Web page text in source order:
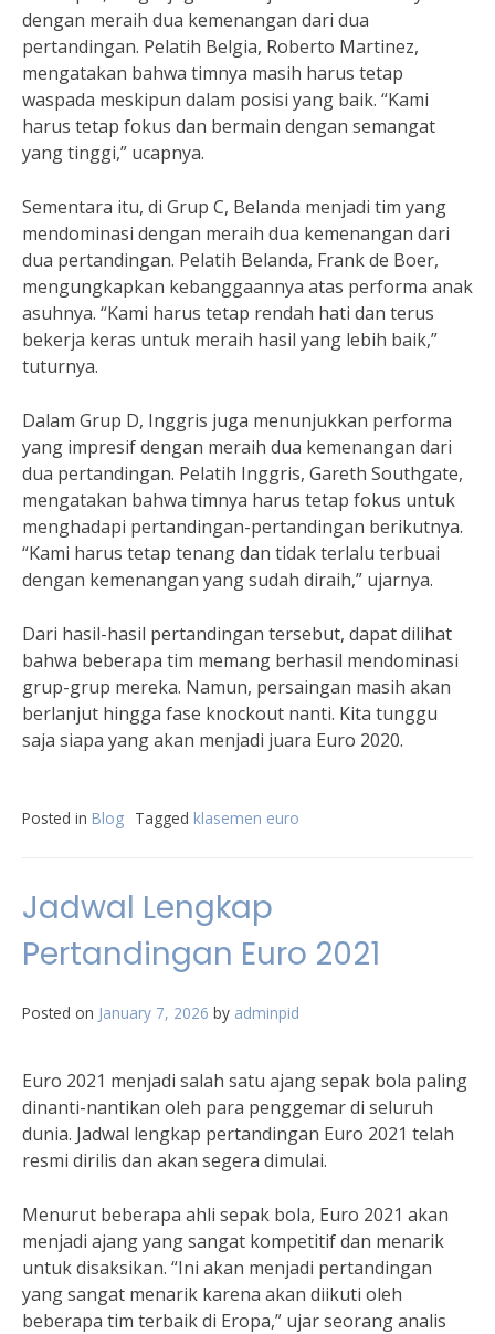
dengan meraih dua kemenangan dari dua
pertandingan. Pelatih Belgia, Roberto Martinez,
mengatakan bahwa timnya masih harus tetap
waspada meskipun dalam posisi yang baik. “Kami
harus tetap fokus dan bermain dengan semangat
yang tinggi,” ucapnya.
Sementara itu, di Grup C, Belanda menjadi tim yang
mendominasi dengan meraih dua kemenangan dari
dua pertandingan. Pelatih Belanda, Frank de Boer,
mengungkapkan kebanggaannya atas performa anak
asuhnya. “Kami harus tetap rendah hati dan terus
bekerja keras untuk meraih hasil yang lebih baik,”
tuturnya.
Dalam Grup D, Inggris juga menunjukkan performa
yang impresif dengan meraih dua kemenangan dari
dua pertandingan. Pelatih Inggris, Gareth Southgate,
mengatakan bahwa timnya harus tetap fokus untuk
menghadapi pertandingan-pertandingan berikutnya.
“Kami harus tetap tenang dan tidak terlalu terbuai
dengan kemenangan yang sudah diraih,” ujarnya.
Dari hasil-hasil pertandingan tersebut, dapat dilihat
bahwa beberapa tim memang berhasil mendominasi
grup-grup mereka. Namun, persaingan masih akan
berlanjut hingga fase knockout nanti. Kita tunggu
saja siapa yang akan menjadi juara Euro 2020.
Posted in Blog Tagged klasemen euro
Jadwal Lengkap
Pertandingan Euro 2021
Posted on January 7, 2026 by adminpid
Euro 2021 menjadi salah satu ajang sepak bola paling
dinanti-nantikan oleh para penggemar di seluruh
dunia. Jadwal lengkap pertandingan Euro 2021 telah
resmi dirilis dan akan segera dimulai.
Menurut beberapa ahli sepak bola, Euro 2021 akan
menjadi ajang yang sangat kompetitif dan menarik
untuk disaksikan. “Ini akan menjadi pertandingan
yang sangat menarik karena akan diikuti oleh
beberapa tim terbaik di Eropa,” ujar seorang analis